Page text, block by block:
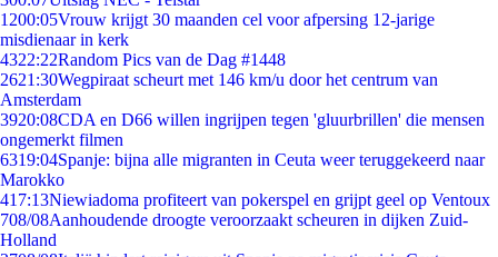
1200:05Vrouw krijgt 30 maanden cel voor afpersing 12-jarige
misdienaar in kerk
4322:22Random Pics van de Dag #1448
2621:30Wegpiraat scheurt met 146 km/u door het centrum van
Amsterdam
3920:08CDA en D66 willen ingrijpen tegen 'gluurbrillen' die mensen
ongemerkt filmen
6319:04Spanje: bijna alle migranten in Ceuta weer teruggekeerd naar
Marokko
417:13Niewiadoma profiteert van pokerspel en grijpt geel op Ventoux
708/08Aanhoudende droogte veroorzaakt scheuren in dijken Zuid-
Holland